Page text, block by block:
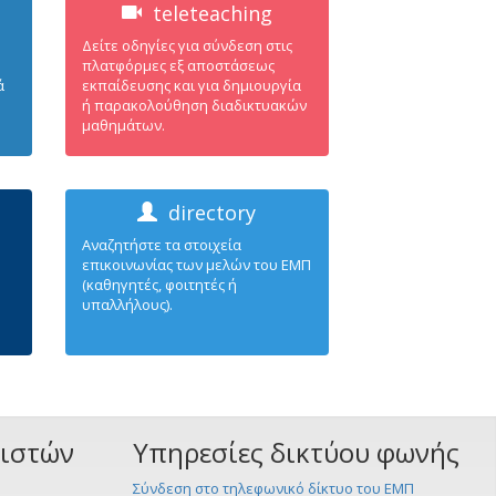
teleteaching
Δείτε οδηγίες για σύνδεση στις
πλατφόρμες εξ αποστάσεως
εκπαίδευσης και για δημιουργία
ή παρακολούθηση διαδικτυακών
μαθημάτων.
directory
Αναζητήστε τα στοιχεία
επικοινωνίας των μελών του ΕΜΠ
(καθηγητές, φοιτητές ή
υπαλλήλους).
Υπηρεσίες δικτύου φωνής
Σύνδεση στο τηλεφωνικό δίκτυο του ΕΜΠ